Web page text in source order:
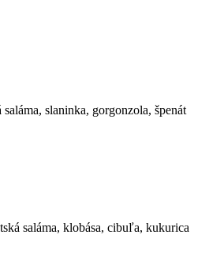
slaninka, gorgonzola, špenát
saláma, klobása, cibuľa, kukurica